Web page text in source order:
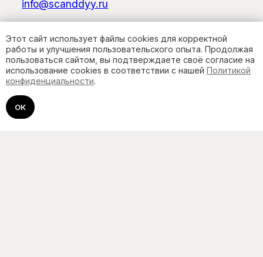
Этот сайт использует файлы cookies для корректной
работы и улучшения пользовательского опыта. Продолжая
пользоваться сайтом, вы подтверждаете своё согласие на
использование cookies в соответствии с нашей Политикой
конфиденциальности.
ОК